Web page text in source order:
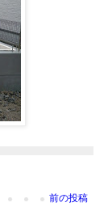
前の投稿